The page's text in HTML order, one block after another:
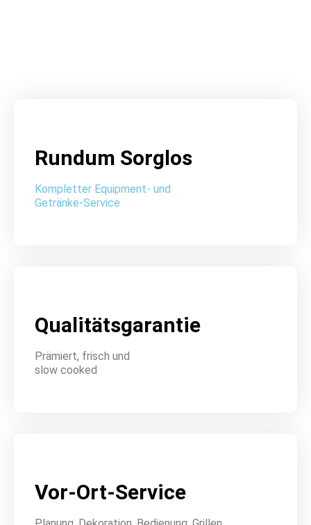
Rundum Sorglos
Kompletter Equipment- und
Getränke-Service
Qualitätsgarantie
Prämiert, frisch und
slow cooked
Vor-Ort-Service